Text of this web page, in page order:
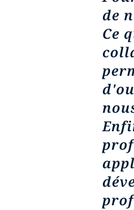
de
Ce